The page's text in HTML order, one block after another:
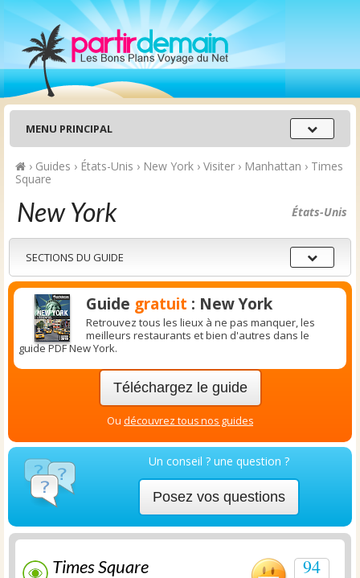
Menu
principal
MENU PRINCIPAL
› Guides › États-Unis › New York › Visiter › Manhattan › Times
Square
États-Unis
New York
Sections
du
guide
SECTIONS DU GUIDE
Guide gratuit : New York
Retrouvez tous les lieux à ne pas manquer, les
meilleurs restaurants et bien d'autres dans le
guide PDF New York.
Téléchargez le guide
Ou découvrez tous nos guides
Un conseil ? une question ?
Posez vos questions
94
Times Square